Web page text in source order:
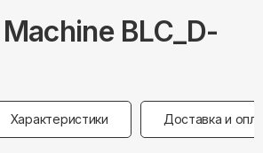
Machine BLC_D-
Характеристики Доставка и